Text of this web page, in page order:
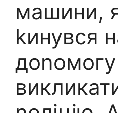
машини,
kинувся
доnомогу